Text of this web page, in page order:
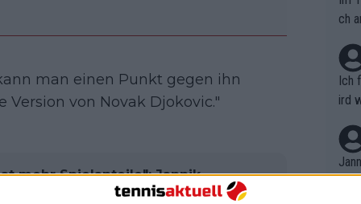
man einen Punkt gegen ihn
Version von Novak Djokovic."
mehr Spielanteile": Jannik
und wird wahrscheinlich
ch
Ich
ird
r in
em